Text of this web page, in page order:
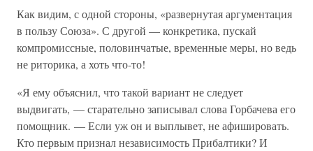
Как видим, с одной стороны, «развернутая аргументация
в пользу Союза». С другой — конкретика, пускай
компромиссные, половинчатые, временные меры, но ведь
не риторика, а хоть что-то!
«Я ему объяснил, что такой вариант не следует
выдвигать, — старательно записывал слова Горбачева его
помощник. — Если уж он и выплывет, не афишировать.
Кто первым признал независимость Прибалтики? И